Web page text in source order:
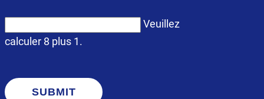
Veuillez
calculer 8 plus 1.
SUBMIT